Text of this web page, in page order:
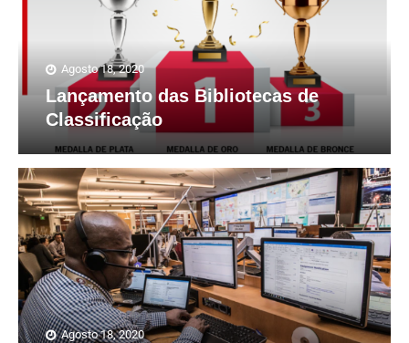
Agosto 18, 2020
Lançamento das Bibliotecas de
Classificação
Agosto 18, 2020